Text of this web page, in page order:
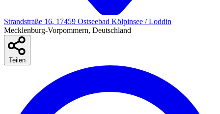
Strandstraße 16, 17459 Ostseebad Kölpinsee / Loddin
Mecklenburg-Vorpommern, Deutschland
Teilen